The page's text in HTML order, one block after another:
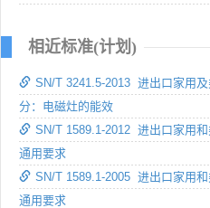
相近标准(计划)
SN/T 3241.5-2013 进出口家用
分：电磁灶的能效
SN/T 1589.1-2012 进出口家用和
通用要求
SN/T 1589.1-2005 进出口家用和
通用要求